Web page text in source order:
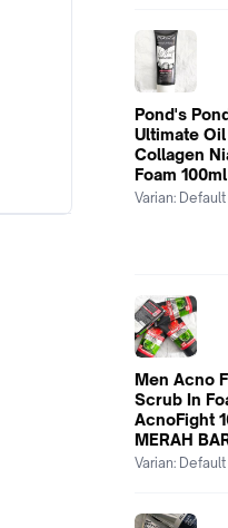
Pond's
Ultimate
Collagen
Foam
Varian: Default
Men Acno
Scrub In
AcnoFight
MERAH
Varian: Default